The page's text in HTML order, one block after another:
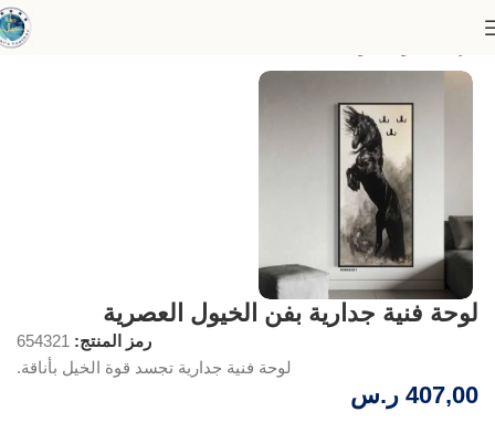
لوحة فنية جدارية بفن الخيول العصرية
رمز المنتج: 654321
لوحة فنية جدارية تجسد قوة الخيل بأناقة.
407,00 ر.س